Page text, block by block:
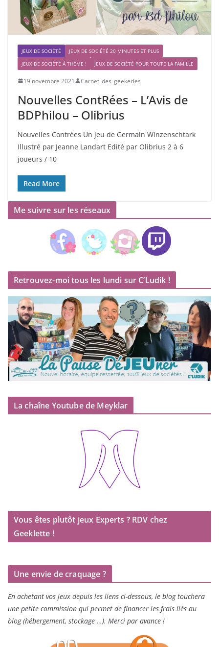
JEUX DE SOCIÉTÉ
JEUX DE SOCIÉTÉ 20 MINUTES ET PLUS
JEUX DE SOCIÉTÉ À THÈME !
JEUX DE SOCIÉTÉ POUR TOUTE LA FAMILLE
19 novembre 2021 Carnet_des_geekeries
Nouvelles ContRées – L’Avis de
BDPhilou – Olibrius
Nouvelles Contrées Un jeu de Germain Winzenschtark
Illustré par Jeanne Landart Edité par Olibrius 2 à 6
joueurs / 10
Read More
Me suivre sur les réseaux
Retrouvez-moi tous les lundi sur C’Ludik !
La chaîne Youtube de Meyklar
Vous êtes plutôt jeux Experts ? RDV chez
Geeklette !
Une envie de craquage ?
En achetant vos jeux depuis les liens ci-dessous, le blog touchera
une petite commission qui permet de financer les frais liés au
blog (hébergement, stockage …). Merci par avance !